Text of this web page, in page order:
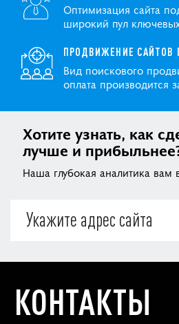
Оптимизация сайта
широкий пул
ПРОДВИЖЕНИЕ САЙТОВ
Вид поискового
оплата производится
Хотите узнать, как
лучше и
Наша глубокая аналитика
КОНТАКТЫ